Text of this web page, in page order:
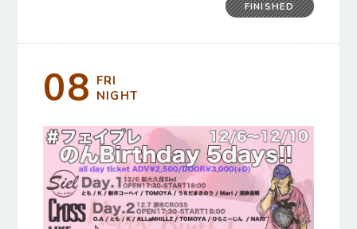
FINISHED
08 FRI
NIGHT